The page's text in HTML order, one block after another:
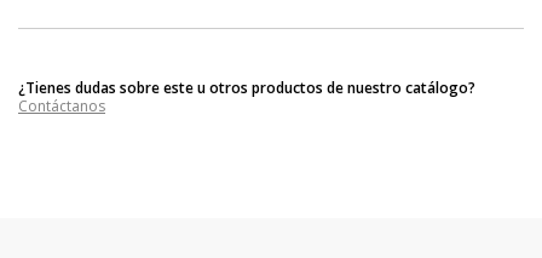
¿Tienes dudas sobre este u otros productos de nuestro catálogo?
Contáctanos